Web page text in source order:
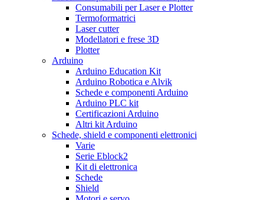
Consumabili per Laser e Plotter
Termoformatrici
Laser cutter
Modellatori e frese 3D
Plotter
Arduino
Arduino Education Kit
Arduino Robotica e Alvik
Schede e componenti Arduino
Arduino PLC kit
Certificazioni Arduino
Altri kit Arduino
Schede, shield e componenti elettronici
Varie
Serie Eblock2
Kit di elettronica
Schede
Shield